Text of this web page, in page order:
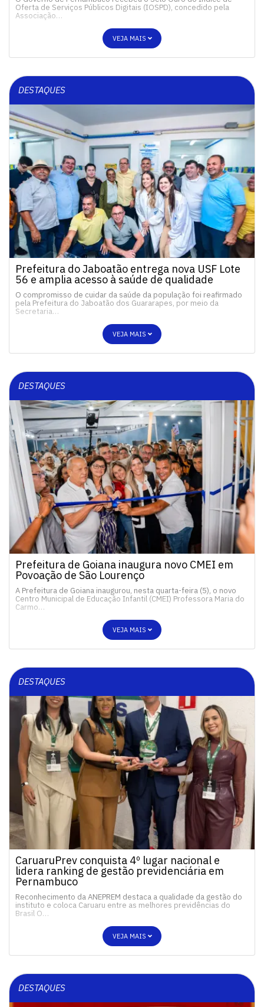
Oferta de Serviços Públicos Digitais (IOSPD), concedido pela
Associação…
VEJA MAIS
DESTAQUES
Prefeitura do Jaboatão entrega nova USF Lote
56 e amplia acesso à saúde de qualidade
O compromisso de cuidar da saúde da população foi reafirmado
pela Prefeitura do Jaboatão dos Guararapes, por meio da
Secretaria…
VEJA MAIS
DESTAQUES
Prefeitura de Goiana inaugura novo CMEI em
Povoação de São Lourenço
A Prefeitura de Goiana inaugurou, nesta quarta-feira (5), o novo
Centro Municipal de Educação Infantil (CMEI) Professora Maria do
Carmo…
VEJA MAIS
DESTAQUES
CaruaruPrev conquista 4º lugar nacional e
lidera ranking de gestão previdenciária em
Pernambuco
Reconhecimento da ANEPREM destaca a qualidade da gestão do
instituto e coloca Caruaru entre as melhores previdências do
Brasil O…
VEJA MAIS
DESTAQUES